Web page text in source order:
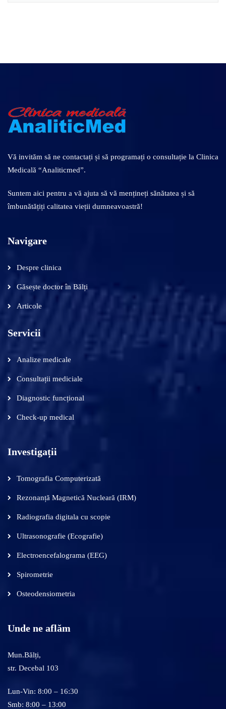
Vă invităm să ne contactați și să programați o consultație la Clinica
Medicală “Analiticmed”.
Suntem aici pentru a vă ajuta să vă mențineți sănătatea și să
îmbunătățiți calitatea vieții dumneavoastră!
Navigare
Despre clinica
Găsește doctor în Bălți
Articole
Servicii
Analize medicale
Consultații mediciale
Diagnostic funcțional
Check-up medical
Investigații
Tomografia Computerizată
Rezonanță Magnetică Nucleară (IRM)
Radiografia digitala cu scopie
Ultrasonografie (Ecografie)
Electroencefalograma (EEG)
Spirometrie
Osteodensiometria
Unde ne aflăm
Mun.Bălți,
str. Decebal 103
Lun-Vin: 8:00 – 16:30
Smb: 8:00 – 13:00